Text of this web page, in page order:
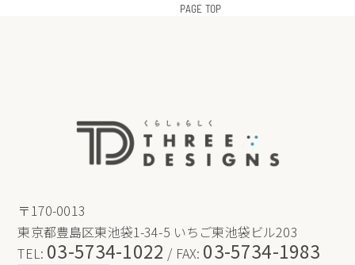
〒170-0013
東京都豊島区東池袋1-34-5 いちご東池袋ビル203
TEL: 03-5734-1022 / FAX: 03-5734-1983
PAGE TOP